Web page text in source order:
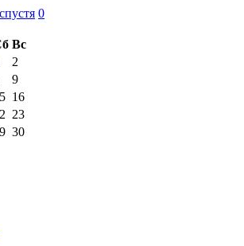
0
Вс
2
9
16
23
30